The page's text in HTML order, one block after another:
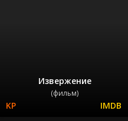
Извержение
(фильм)